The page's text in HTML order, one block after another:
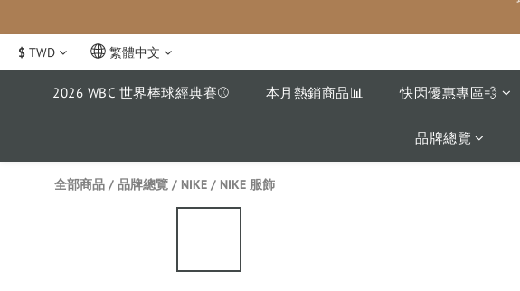
$ TWD 繁體中文
2026 WBC 世界棒球經典賽⚾️ 本月熱銷商品📊 快閃優惠專區💨
品牌總覽
全部商品 / 品牌總覽 / NIKE / NIKE 服飾